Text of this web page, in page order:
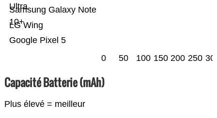
Google Pixel 5
LG Wing
Samsung Galaxy Note
10+
Ultra
0 50 100 150 200 250
Capacité Batterie (mAh)
Plus élevé = meilleur